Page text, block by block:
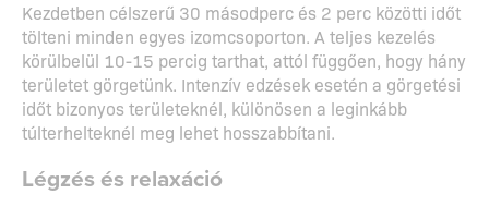
Kezdetben célszerű 30 másodperc és 2 perc közötti időt
tölteni minden egyes izomcsoporton. A teljes kezelés
körülbelül 10-15 percig tarthat, attól függően, hogy hány
területet görgetünk. Intenzív edzések esetén a görgetési
időt bizonyos területeknél, különösen a leginkább
túlterhelteknél meg lehet hosszabbítani.
Légzés és relaxáció